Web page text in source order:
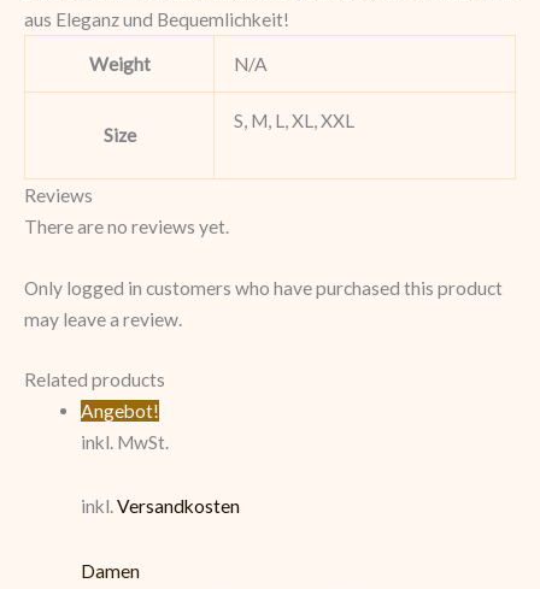
aus Eleganz und Bequemlichkeit!
Weight N/A
Size
S, M, L, XL, XXL
Reviews
There are no reviews yet.
Only logged in customers who have purchased this product
may leave a review.
Related products
Angebot!
inkl. MwSt.
inkl.Versandkosten
Damen